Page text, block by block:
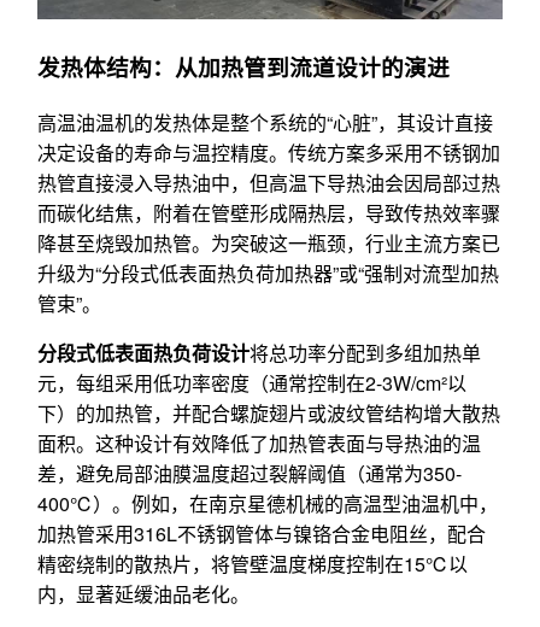
发热体结构：从加热管到流道设计的演进
高温油温机的发热体是整个系统的“心脏”，其设计直接
决定设备的寿命与温控精度。传统方案多采用不锈钢加
热管直接浸入导热油中，但高温下导热油会因局部过热
而碳化结焦，附着在管壁形成隔热层，导致传热效率骤
降甚至烧毁加热管。为突破这一瓶颈，行业主流方案已
升级为“分段式低表面热负荷加热器”或“强制对流型加热
管束”。
分段式低表面热负荷设计将总功率分配到多组加热单
元，每组采用低功率密度（通常控制在2-3W/cm²以
下）的加热管，并配合螺旋翅片或波纹管结构增大散热
面积。这种设计有效降低了加热管表面与导热油的温
差，避免局部油膜温度超过裂解阈值（通常为350-
400℃）。例如，在南京星德机械的高温型油温机中，
加热管采用316L不锈钢管体与镍铬合金电阻丝，配合
精密绕制的散热片，将管壁温度梯度控制在15℃以
内，显著延缓油品老化。